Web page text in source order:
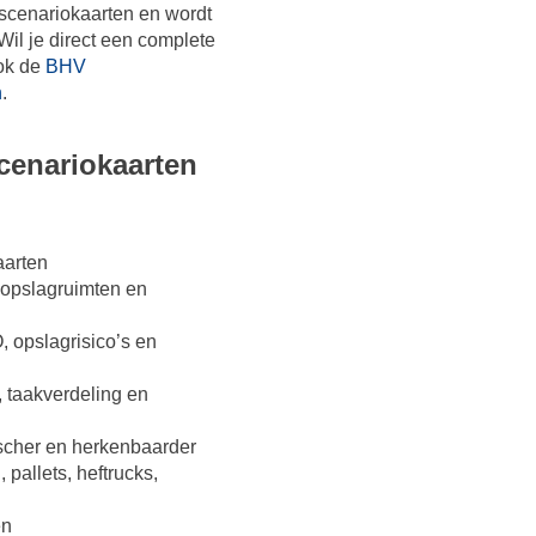
en wordt
je direct een complete
de BHV
.
en
opslagrisico’s en
taakverdeling en
en herkenbaarder
pallets, heftrucks,